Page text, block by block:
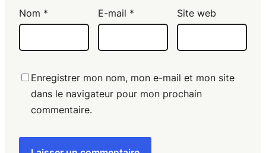
Nom * E-mail * Site web
Enregistrer mon nom, mon e-mail et mon site
dans le navigateur pour mon prochain
commentaire.